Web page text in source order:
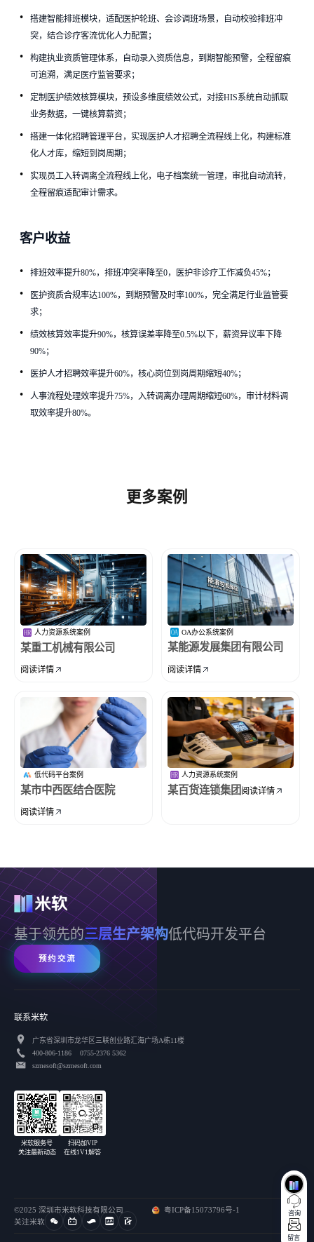
搭建智能排班模块，适配医护轮班、会诊调班场景，自动校验排班冲
突，结合诊疗客流优化人力配置；
构建执业资质管理体系，自动录入资质信息，到期智能预警，全程留痕
可追溯，满足医疗监管要求；
定制医护绩效核算模块，预设多维度绩效公式，对接HIS系统自动抓取
业务数据，一键核算薪资；
搭建一体化招聘管理平台，实现医护人才招聘全流程线上化，构建标准
化人才库，缩短到岗周期；
实现员工入转调离全流程线上化，电子档案统一管理，审批自动流转，
全程留痕适配审计需求。
客户收益
排班效率提升80%，排班冲突率降至0，医护非诊疗工作减负45%；
医护资质合规率达100%，到期预警及时率100%，完全满足行业监管要
求；
绩效核算效率提升90%，核算误差率降至0.5%以下，薪资异议率下降
90%；
医护人才招聘效率提升60%，核心岗位到岗周期缩短40%；
人事流程处理效率提升75%，入转调离办理周期缩短60%，审计材料调
取效率提升80%。
更多案例
人力资源系统案例
某重工机械有限公司
阅读详情
OA办公系统案例
某能源发展集团有限公司
阅读详情
低代码平台案例
某市中西医结合医院
阅读详情
人力资源系统案例
某百货连锁集团 阅读详情
基于领先的三层生产架构低代码开发平台
预约交流
联系米软
广东省深圳市龙华区三联创业路汇海广场A栋11楼
400-806-1186 0755-2376 5362
szmesoft@szmesoft.com
米软服务号
关注最新动态
扫码加VIP
在线1V1解答
©2025 深圳市米软科技有限公司
粤ICP备15073796号-1
关注米软
姓名*
手机 *
咨询
留言